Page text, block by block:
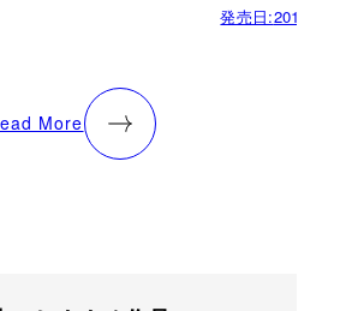
発売日:
More